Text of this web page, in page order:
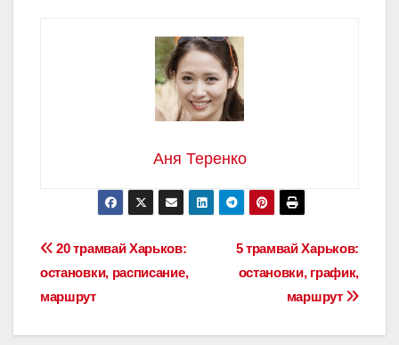
Аня Теренко
Навигация
по
записям
5 трамвай Харьков:
остановки, график,
маршрут
20 трамвай Харьков:
остановки, расписание,
маршрут